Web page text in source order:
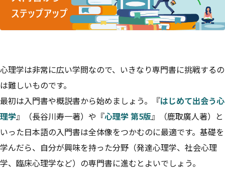
心理学は非常に広い学問なので、いきなり専門書に挑戦するの
は難しいものです。
最初は入門書や概説書から始めましょう。『はじめて出会う心
理学』（長谷川寿一著）や『心理学 第5版』（鹿取廣人著）と
いった日本語の入門書は全体像をつかむのに最適です。基礎を
学んだら、自分が興味を持った分野（発達心理学、社会心理
学、臨床心理学など）の専門書に進むとよいでしょう。